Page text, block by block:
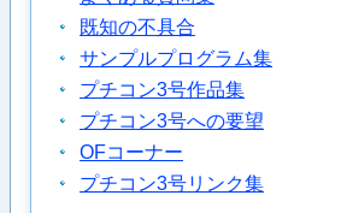
既知の不具合
サンプルプログラム集
プチコン3号作品集
プチコン3号への要望
OFコーナー
プチコン3号リンク集